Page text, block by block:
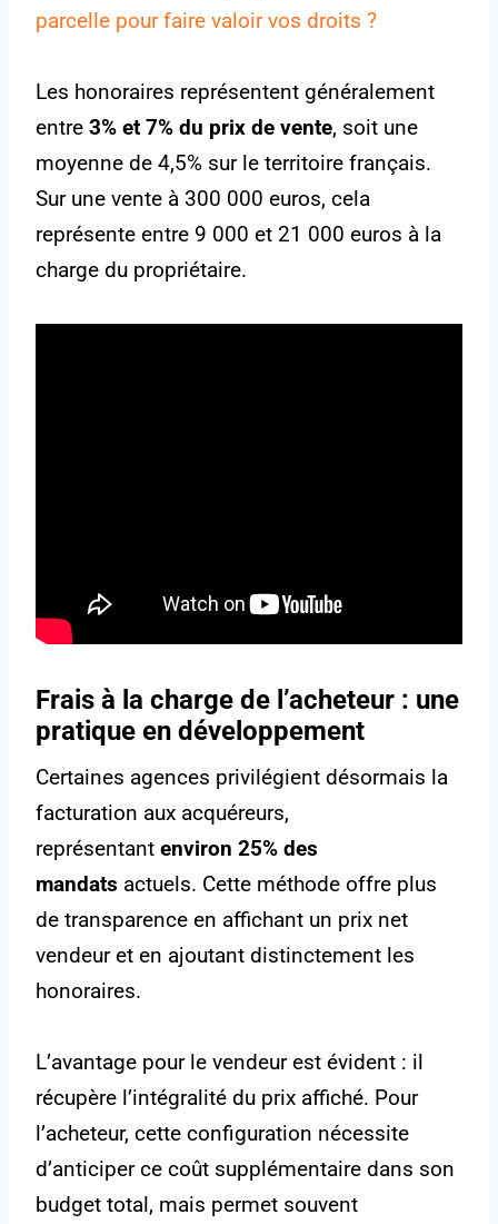
parcelle pour faire valoir vos droits ?
Les honoraires représentent généralement
entre 3% et 7% du prix de vente, soit une
moyenne de 4,5% sur le territoire français.
Sur une vente à 300 000 euros, cela
représente entre 9 000 et 21 000 euros à la
charge du propriétaire.
Frais à la charge de l’acheteur : une
pratique en développement
Certaines agences privilégient désormais la
facturation aux acquéreurs,
représentant environ 25% des
mandats actuels. Cette méthode offre plus
de transparence en affichant un prix net
vendeur et en ajoutant distinctement les
honoraires.
L’avantage pour le vendeur est évident : il
récupère l’intégralité du prix affiché. Pour
l’acheteur, cette configuration nécessite
d’anticiper ce coût supplémentaire dans son
budget total, mais permet souvent